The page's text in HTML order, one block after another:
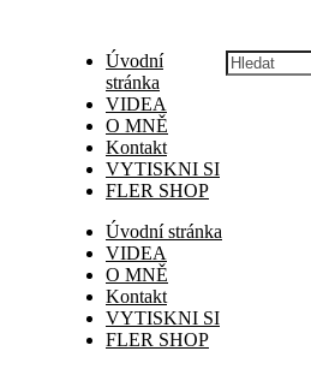
Úvodní
stránka
VIDEA
O MNĚ
Kontakt
VYTISKNI SI
FLER SHOP
Úvodní stránka
VIDEA
O MNĚ
Kontakt
VYTISKNI SI
FLER SHOP